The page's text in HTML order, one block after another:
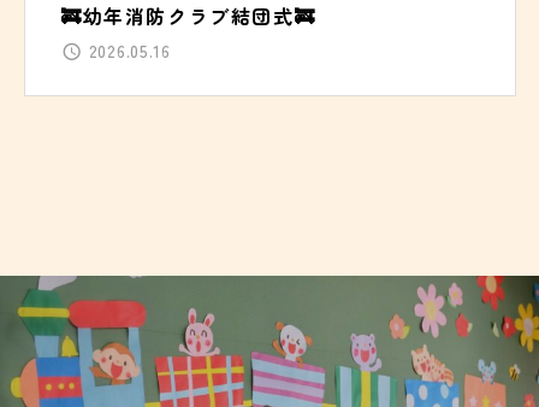
🚒幼年消防クラブ結団式🚒
2026.05.16